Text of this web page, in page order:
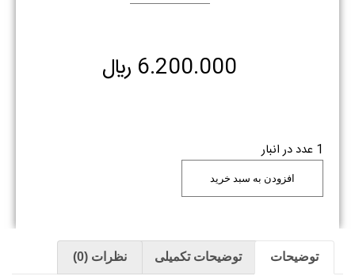
6.200.000 ﷼
1 عدد در انبار
افزودن به سبد خرید
توضیحات توضیحات تکمیلی نظرات (0)